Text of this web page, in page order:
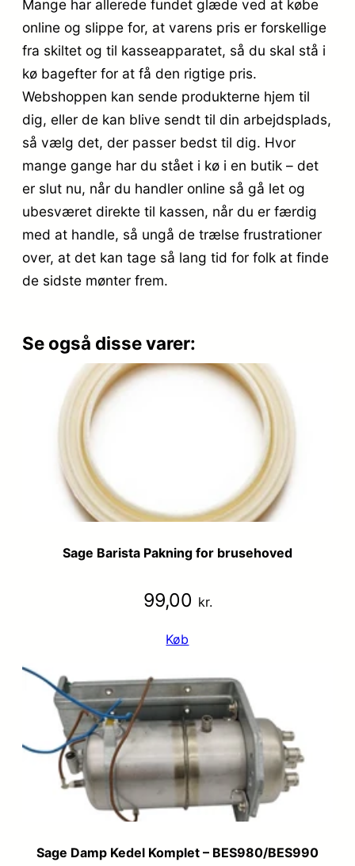
Mange har allerede fundet glæde ved at købe
online og slippe for, at varens pris er forskellige
fra skiltet og til kasseapparatet, så du skal stå i
kø bagefter for at få den rigtige pris.
Webshoppen kan sende produkterne hjem til
dig, eller de kan blive sendt til din arbejdsplads,
så vælg det, der passer bedst til dig. Hvor
mange gange har du stået i kø i en butik – det
er slut nu, når du handler online så gå let og
ubesværet direkte til kassen, når du er færdig
med at handle, så ungå de trælse frustrationer
over, at det kan tage så lang tid for folk at finde
de sidste mønter frem.
Se også disse varer:
Sage Barista Pakning for brusehoved
99,00 kr.
Køb
Sage Damp Kedel Komplet – BES980/BES990